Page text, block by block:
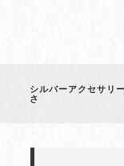
シルバーアクセサリ
さ